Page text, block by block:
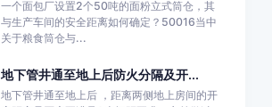
一个面包厂设置2个50吨的面粉立式筒仓，其
与生产车间的安全距离如何确定？50016当中
关于粮食筒仓与...
地下管井通至地上后防火分隔及开...
地下管井通至地上后 ，距离两侧地上房间的开